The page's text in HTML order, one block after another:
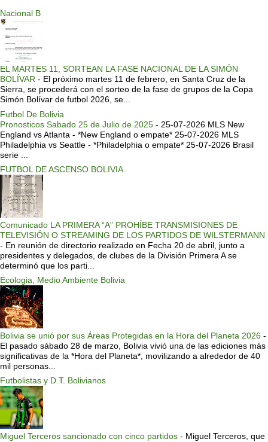
Nacional B
EL MARTES 11, SORTEAN LA FASE NACIONAL DE LA SIMÓN
BOLÍVAR - El próximo martes 11 de febrero, en Santa Cruz de la
Sierra, se procederá con el sorteo de la fase de grupos de la Copa
Simón Bolívar de futbol 2026, se...
Futbol De Bolivia
Pronosticos Sabado 25 de Julio de 2025 - 25-07-2026 MLS New
England vs Atlanta - *New England o empate* 25-07-2026 MLS
Philadelphia vs Seattle - *Philadelphia o empate* 25-07-2026 Brasil
serie ...
FUTBOL DE ASCENSO BOLIVIA
Comunicado LA PRIMERA “A” PROHÍBE TRANSMISIONES DE
TELEVISIÓN O STREAMING DE LOS PARTIDOS DE WILSTERMANN
- En reunión de directorio realizado en Fecha 20 de abril, junto a
presidentes y delegados, de clubes de la División Primera A se
determinó que los parti...
Ecologia, Medio Ambiente Bolivia
Bolivia se unió por sus Áreas Protegidas en la Hora del Planeta 2026 -
El pasado sábado 28 de marzo, Bolivia vivió una de las ediciones más
significativas de la *Hora del Planeta*, movilizando a alrededor de 40
mil personas...
Futbolistas y D.T. Bolivianos
Miguel Terceros sancionado con cinco partidos - Miguel Terceros, que